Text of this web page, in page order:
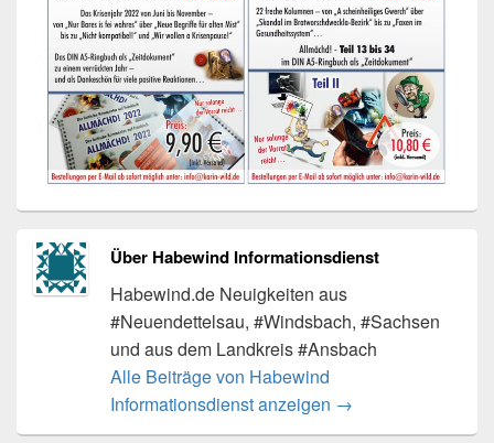
Über Habewind Informationsdienst
Habewind.de Neuigkeiten aus
#Neuendettelsau, #Windsbach, #Sachsen
und aus dem Landkreis #Ansbach
Alle Beiträge von Habewind
Informationsdienst anzeigen →